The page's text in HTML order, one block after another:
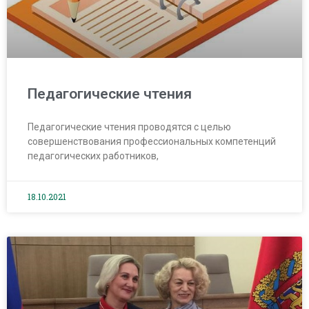
Педагогические чтения
Педагогические чтения проводятся с целью
совершенствования профессиональных компетенций
педагогических работников,
18.10.2021